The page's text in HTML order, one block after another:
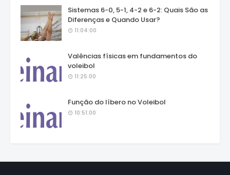
Sistemas 6-0, 5-1, 4-2 e 6-2: Quais São as
Diferenças e Quando Usar?
11:04:00
Valências físicas em fundamentos do
voleibol
11:25:00
Função do líbero no Voleibol
10:51:00